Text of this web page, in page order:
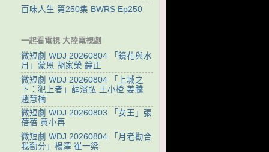
百味人生 第250集 BWRS Ep250
一起看電視 大陸電視劇
微短劇 WDJ 20260804 「鏡花與水
月」蒙恩 胡家榮 鐘正
微短劇 WDJ 20260804 「上城之
下：犯上者」薛濱弘 王小橙 姜騰
趙慧楠
微短劇 WDJ 20260803 「女王」張
蓓蓓 黃小再
微短劇 WDJ 20260804 「月老勸合
我勸分」楊澤 崔一梁